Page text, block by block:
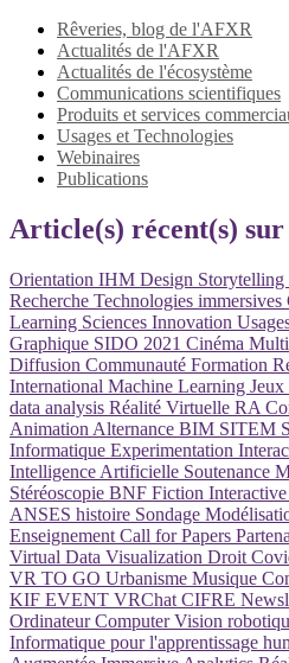
Rêveries, blog de l'AFXR
Actualités de l'AFXR
Actualités de l'écosystème
Communications scientifiques
Produits et services
Usages et Technologies
Webinaires
Publications
Article(s) récent(s)
Orientation IHM Design Storytelling
Recherche Technologies immersives
Learning Sciences Innovation
Graphique SIDO 2021 Cinéma
Diffusion Communauté Formation
International Machine Learning
data analysis Réalité Virtuelle RA
Animation Alternance BIM SITEM
Informatique Experimentation
Intelligence Artificielle Soutenance
Stéréoscopie BNF Fiction Interactive
ANSES histoire Sondage
Enseignement Call for Papers
Virtual Data Visualization Droit
VR TO GO Urbanisme Musique
KIF EVENT VRChat CIFRE
OrdinateurComputer Vision
Informatique pour l'apprentissage